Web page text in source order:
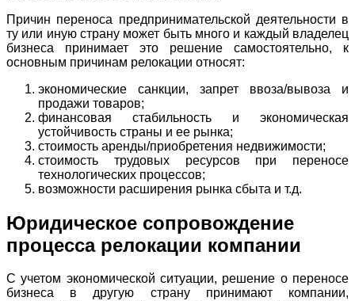
Причин переноса предпринимательской деятельности в
ту или иную страну может быть много и каждый владелец
бизнеса принимает это решение самостоятельно, к
основным причинам релокации относят:
экономические санкции, запрет ввоза/вывоза и
продажи товаров;
финансовая стабильность и экономическая
устойчивость страны и ее рынка;
стоимость аренды/приобретения недвижимости;
стоимость трудовых ресурсов при переносе
технологических процессов;
возможности расширения рынка сбыта и т.д.
Юридическое сопровождение
процесса релокации компании
С учетом экономической ситуации, решение о переносе
бизнеса в другую страну принимают компании,